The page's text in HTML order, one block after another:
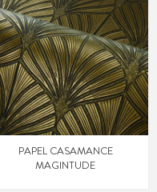
PAPEL CASAMANCE
MAGINTUDE